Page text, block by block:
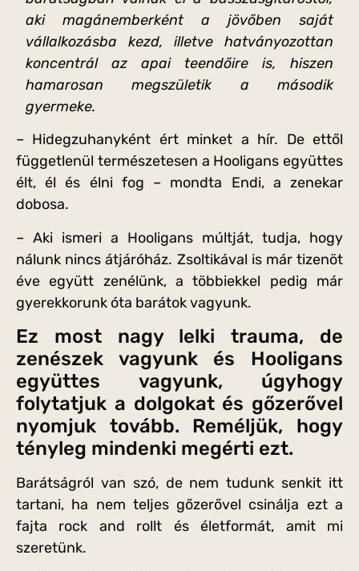
aki magánemberként a jövőben saját
vállalkozásba kezd, illetve hatványozottan
koncentrál az apai teendőire is, hiszen
hamarosan megszületik a második
gyermeke.
– Hidegzuhanyként ért minket a hír. De ettől
függetlenül természetesen a Hooligans együttes
élt, él és élni fog – mondta Endi, a zenekar
dobosa.
– Aki ismeri a Hooligans múltját, tudja, hogy
nálunk nincs átjáróház. Zsoltikával is már tizenöt
éve együtt zenélünk, a többiekkel pedig már
gyerekkorunk óta barátok vagyunk.
Ez most nagy lelki trauma, de
zenészek vagyunk és Hooligans
együttes vagyunk, úgyhogy
folytatjuk a dolgokat és gőzerővel
nyomjuk tovább. Reméljük, hogy
tényleg mindenki megérti ezt.
Barátságról van szó, de nem tudunk senkit itt
tartani, ha nem teljes gőzerővel csinálja ezt a
fajta rock and rollt és életformát, amit mi
szeretünk.